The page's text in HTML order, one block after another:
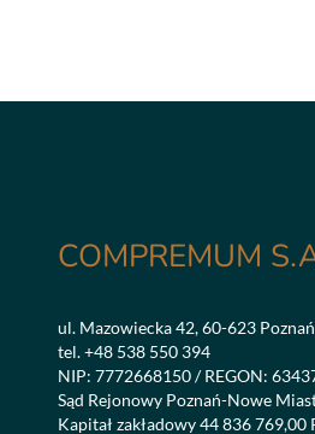
COMPREMUM
ul. Mazowiecka 42, 60-623 Poznań
tel.+48 538 550 394
NIP: 7772668150 / REGON:
Sąd Rejonowy Poznań-Nowe
Kapitał zakładowy 44 836 769,00